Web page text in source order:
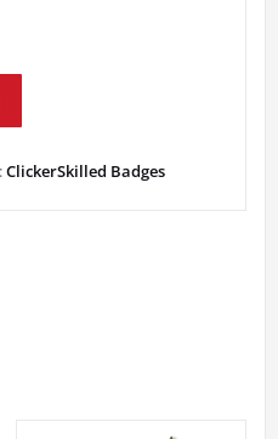
ClickerSkilled Badges